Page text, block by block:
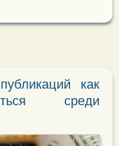
как
среди